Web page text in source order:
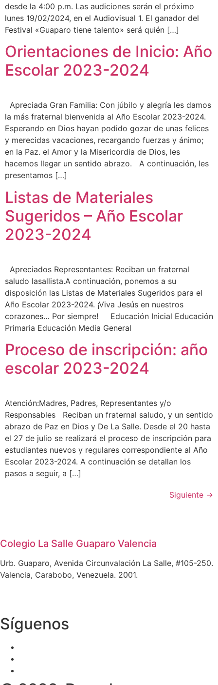
desde la 4:00 p.m. Las audiciones serán el próximo
lunes 19/02/2024, en el Audiovisual 1. El ganador del
Festival «Guaparo tiene talento» será quién […]
Orientaciones de Inicio: Año
Escolar 2023-2024
Apreciada Gran Familia: Con júbilo y alegría les damos
la más fraternal bienvenida al Año Escolar 2023-2024.
Esperando en Dios hayan podido gozar de unas felices
y merecidas vacaciones, recargando fuerzas y ánimo;
en la Paz. el Amor y la Misericordia de Dios, les
hacemos llegar un sentido abrazo. A continuación, les
presentamos […]
Listas de Materiales
Sugeridos – Año Escolar
2023-2024
Apreciados Representantes: Reciban un fraternal
saludo lasallista.A continuación, ponemos a su
disposición las Listas de Materiales Sugeridos para el
Año Escolar 2023-2024. ¡Viva Jesús en nuestros
corazones… Por siempre! Educación Inicial Educación
Primaria Educación Media General
Proceso de inscripción: año
escolar 2023-2024
Atención:Madres, Padres, Representantes y/o
Responsables Reciban un fraternal saludo, y un sentido
abrazo de Paz en Dios y De La Salle. Desde el 20 hasta
el 27 de julio se realizará el proceso de inscripción para
estudiantes nuevos y regulares correspondiente al Año
Escolar 2023-2024. A continuación se detallan los
pasos a seguir, a […]
Siguiente →
Colegio La Salle Guaparo Valencia
Urb. Guaparo, Avenida Circunvalación La Salle, #105-250.
Valencia, Carabobo, Venezuela. 2001.
Síguenos